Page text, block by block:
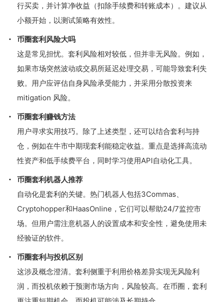
行买卖，并计算净收益（扣除手续费和转账成本）。建议从
小额开始，以测试策略有效性。
币圈套利风险大吗
这是常见担忧。套利风险相对较低，但并非无风险。例如，
如果市场突然波动或交易所延迟处理交易，可能导致套利失
败。用户应评估自身风险承受能力，并采用分散投资来
mitigation 风险。
币圈套利赚钱方法
用户寻求实用技巧。除了上述类型，还可以结合套利与持
仓，例如在牛市中期现套利能稳定收益。重点是选择高流动
性资产和低手续费平台，同时学习使用API自动化工具。
币圈套利机器人推荐
自动化是套利的关键。热门机器人包括3Commas、
Cryptohopper和HaasOnline，它们可以帮助24/7监控市
场。但用户需注意机器人的设置成本和安全性，避免使用未
经验证的软件。
币圈套利与投机区别
这涉及概念澄清。套利侧重于利用价格差异实现无风险利
润，而投机依赖于预测市场方向，风险较高。在币圈，套利